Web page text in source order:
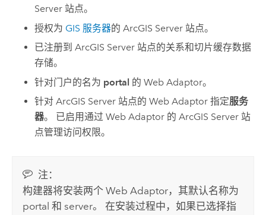
Server 站点。
授权为 GIS 服务器的ArcGIS Server 站点。
已注册到ArcGIS Server 站点的关系和切片缓存数据
存储。
针对门户的名为 portal 的 Web Adaptor。
针对ArcGIS Server 站点的 Web Adaptor 指定服务
器。 已启用通过 Web Adaptor 的ArcGIS Server 站
点管理访问权限。
注：
构建器将安装两个 Web Adaptor，其默认名称为
portal 和 server。 在安装过程中，如果已选择指